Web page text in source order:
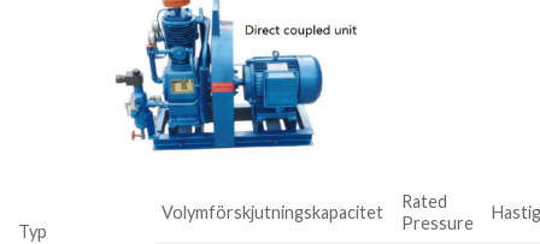
Typ
Volymförskjutningskapacitet
Rated
Pressure